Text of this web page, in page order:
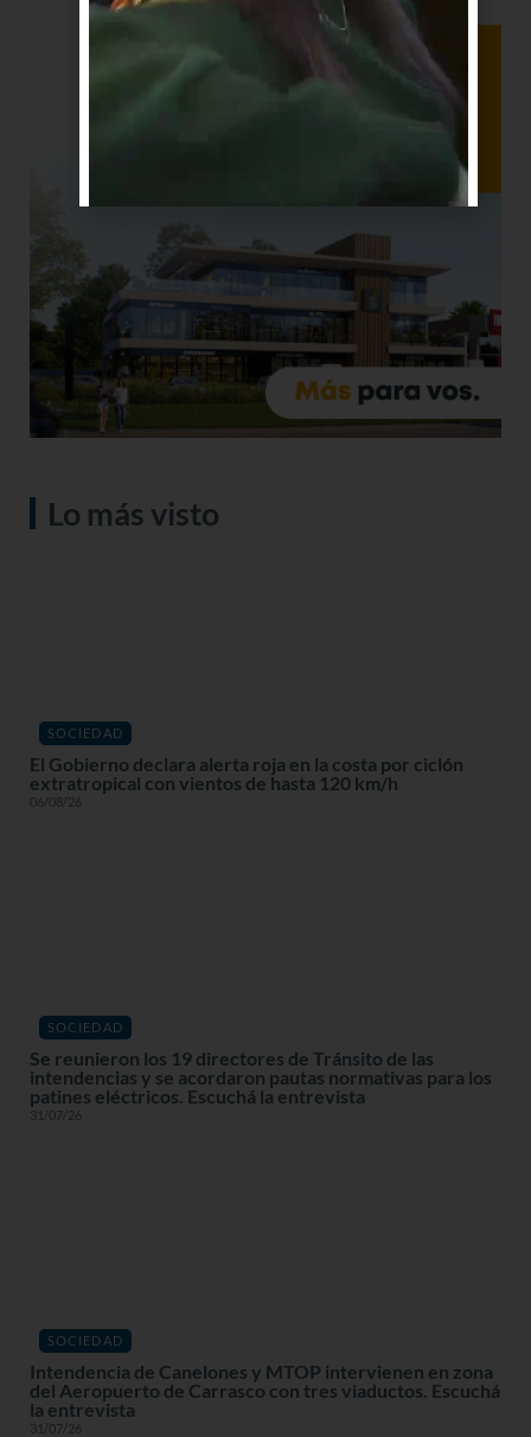
Lo más visto
SOCIEDAD
El Gobierno declara alerta roja en la costa por ciclón
extratropical con vientos de hasta 120 km/h
06/08/26
SOCIEDAD
Se reunieron los 19 directores de Tránsito de las
intendencias y se acordaron pautas normativas para los
patines eléctricos. Escuchá la entrevista
31/07/26
SOCIEDAD
Intendencia de Canelones y MTOP intervienen en zona
del Aeropuerto de Carrasco con tres viaductos. Escuchá
la entrevista
31/07/26